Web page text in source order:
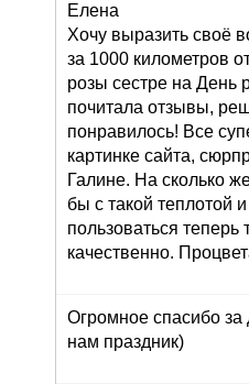
Елена
Хочу выразить своё
за 1000 километров
розы сестре на День
почитала отзывы,
понравилось! Все
картинке сайта,
Галине. На сколько
бы с такой теплотой
пользоваться
качественно.
Огромное спасибо за
нам праздник)